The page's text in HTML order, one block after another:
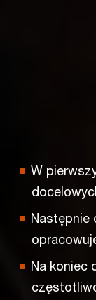
W
Następnie
Na koniec